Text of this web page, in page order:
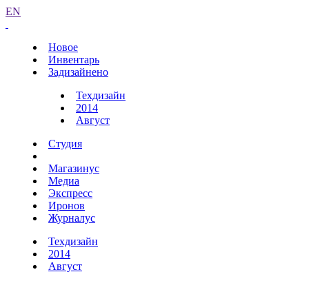
EN
Новое
Инвентарь
Задизайнено
Техдизайн
2014
Август
Студия
Магазинус
Медиа
Экспресс
Иронов
Журналус
Техдизайн
2014
Август